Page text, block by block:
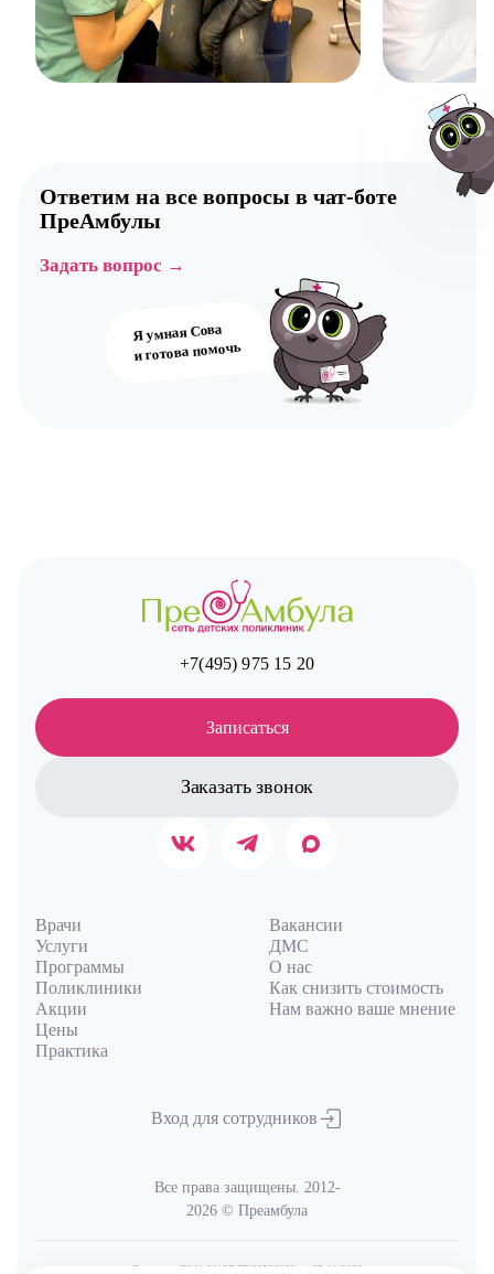
Ответим на все вопросы в чат-боте
ПреАмбулы
Задать вопрос →
Я умная Сова
и готова помочь
+7(495) 975 15 20
Записаться
Заказать звонок
Врачи
Услуги
Программы
Поликлиники
Акции
Цены
Практика
Вакансии
ДМС
О нас
Как снизить стоимость
Нам важно ваше мнение
Вход для сотрудников
Все права защищены. 2012-
2026 © Преамбула
Лицензия Л041-01137-77/00590289 от 05.11.2020